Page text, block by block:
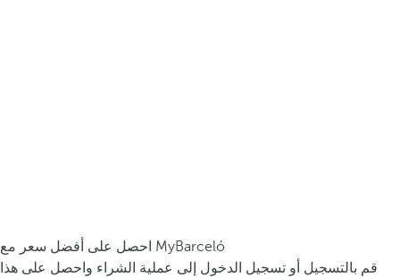
احصل على أفضل سعر مع MyBarceló
قم بالتسجيل أو تسجيل الدخول إلى عملية الشراء واحصل على هذا